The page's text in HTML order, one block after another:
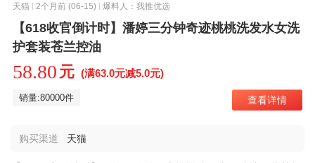
天猫 2个月前 (06-15) 爆料人：我推优选
【618收官倒计时】潘婷三分钟奇迹桃桃洗发水女洗
护套装苍兰控油
58.80 元 (满63.0元减5.0元)
销量:80000件 查看详情
购买渠道 天猫